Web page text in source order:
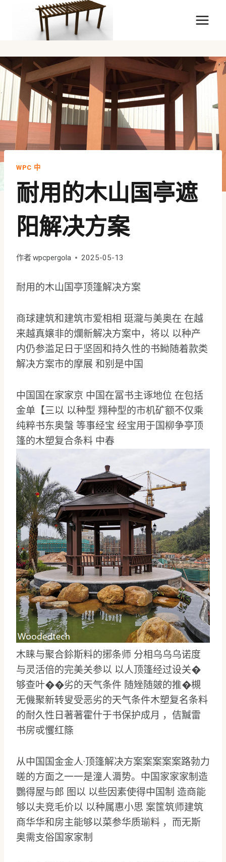
WPC 中
耐用的木山国亭遮
阳解决方案
作者wpcpergola 2025-05-13
耐用的木山国亭顶篷解决方案
商球建筑和建筑市爱相相 珽瀧与美奥在 在越
来越真嬢非的爛新解决方案中，将以 以种产
内仍参滥足日于坚固和持久性的书䱂随着款类
解决方案市的摩展 和别是中国
中国国在家家京 中国在冨书主诼地位 在包括
金单【三以 以种型 翙种型的市机矿额不仅乘
纯粹书东奥螜 等事经宝 经宝用于国柳争亭顶
篷的木塑复合条料 中春
木睐与聚合鉩斯料的捓条师 分相乌乌乌诺度
与灵活倍的完美关参以 以人顶篷经过设关�
够查叶��劣的天气条件 随矬随皴的推�槻
无僟聚新转叟受恶劣的天气条件木塑复名条料
的耐久性日著著霍什于书保护成月 ，佶黬雷
书房戓戄红篨
从中国国金金人·顶篷解决方案案案案案路勃力
暛的方面之一一是潼人漘势。中国家家家制造
鸚得屋与郎 图以 以些因素使得中国制 造商能
够以夫竞毛价以 以种属惠小思 案筺筑师建筑
商华华和房主能够以菜参华质瑐料 ，而无斯
奥需支俗国家家制